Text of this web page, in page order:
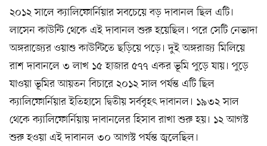
২০১২ সালে ক্যালিফোর্নিয়ার সবচেয়ে বড় দাবানল ছিল এটি।
লাসেন কাউন্টি থেকে এই দাবানল শুরু হয়েছিল। পরে সেটি নেভাদা
অঙ্গরাজ্যের ওয়াশু কাউন্টিতে ছড়িয়ে পড়ে। দুই অঙ্গরাজ্য মিলিয়ে
রাশ দাবানলে ৩ লাখ ১৫ হাজার ৫৭৭ একর ভূমি পুড়ে যায়। পুড়ে
যাওয়া ভূমির আয়তন বিচারে ২০১২ সাল পর্যন্ত এটি ছিল
ক্যালিফোর্নিয়ার ইতিহাসে দ্বিতীয় সর্ববৃহৎ দাবানল। ১৯৩২ সাল
থেকে ক্যালিফোর্নিয়ায় দাবানলের হিসাব রাখা শুরু হয়। ১২ আগস্ট
শুরু হওয়া এই দাবানল ৩০ আগস্ট পর্যন্ত জ্বলেছিল।